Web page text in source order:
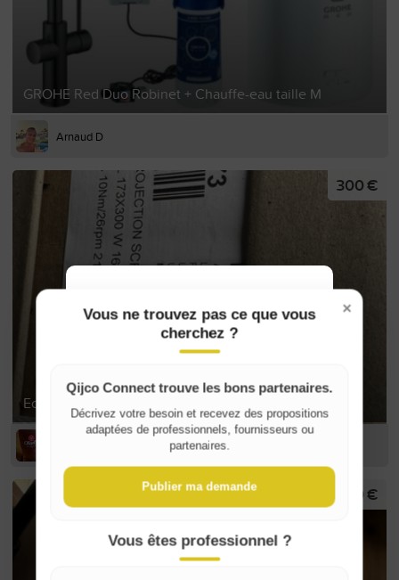
GROHE Red Duo Robinet + Chauffe-eau taille M
Arnaud D
Ecran de projection électrique
300 €
700 €
Belgique / België
France
×
Vous ne trouvez pas ce que vous
cherchez ?
Qijco Connect trouve les bons partenaires.
Décrivez votre besoin et recevez des propositions
adaptées de professionnels, fournisseurs ou
partenaires.
Publier ma demande
Vous êtes professionnel ?